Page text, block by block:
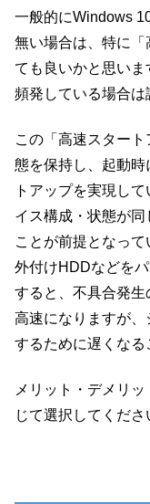
一般的にWindows
無い場合は、特に「
ても良いかと思い
頻発している場合は
この「高速スター
態を保持し、起動
トアップを実現し
イス構成・状態が同
ことが前提となって
外付けHDDなどを
すると、不具合発
高速になりますが
するために遅くなる
メリット・デメリ
じて選択してくださ